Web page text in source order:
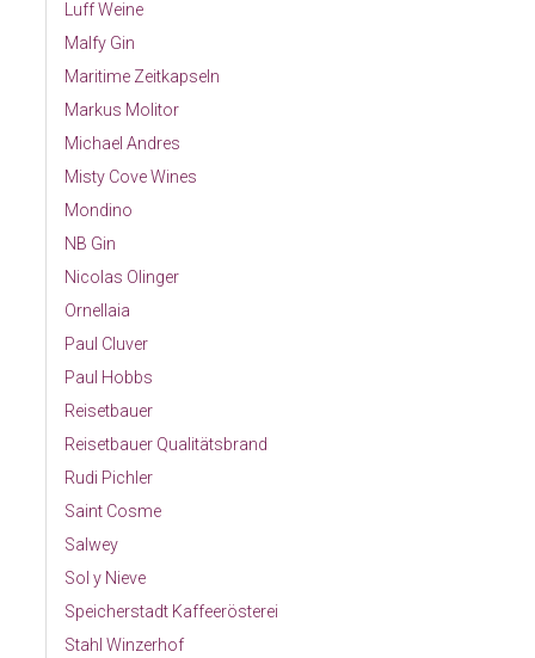
Luff Weine
Malfy Gin
Maritime Zeitkapseln
Markus Molitor
Michael Andres
Misty Cove Wines
Mondino
NB Gin
Nicolas Olinger
Ornellaia
Paul Cluver
Paul Hobbs
Reisetbauer
Reisetbauer Qualitätsbrand
Rudi Pichler
Saint Cosme
Salwey
Sol y Nieve
Speicherstadt Kaffeerösterei
Stahl Winzerhof